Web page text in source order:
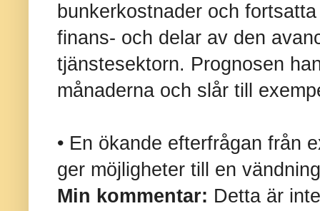
bunkerkostnader och
finans- och delar av den
tjänstesektorn. Prognosen
månaderna och slår till
• En ökande efterfrågan från
ger möjligheter till en
Min kommentar: Detta är